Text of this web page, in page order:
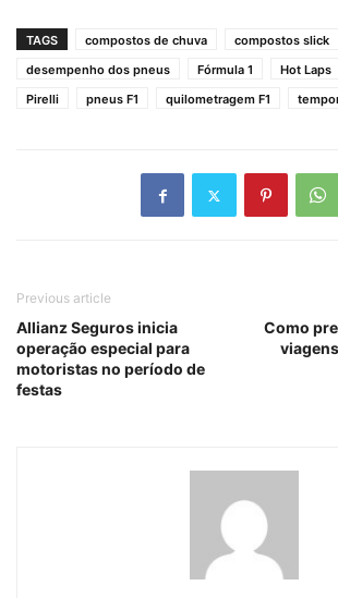
TAGS compostos de chuva
compostos slick
desempenho dos pneus
Fórmula 1 Hot Laps
Pirelli
pneus F1 quilometragem F1
Previous article
Allianz Seguros inicia
operação especial para
motoristas no período de
festas
Como